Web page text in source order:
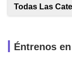
Todas Las
Éntrenos